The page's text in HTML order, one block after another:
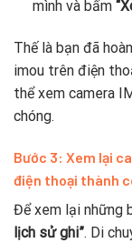
mình và bấm
Thế là bạn đã
imou trên điện
thể xem camera
chóng.
Bước 3: Xem lại
điện thoại thành
Để xem lại những
lịch sử ghi”. Di